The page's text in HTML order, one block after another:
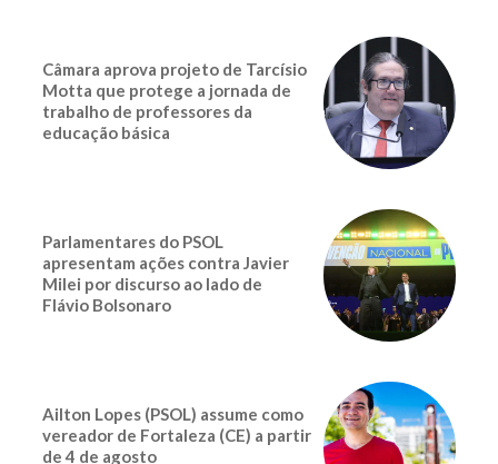
Câmara aprova projeto de Tarcísio
Motta que protege a jornada de
trabalho de professores da
educação básica
Parlamentares do PSOL
apresentam ações contra Javier
Milei por discurso ao lado de
Flávio Bolsonaro
Ailton Lopes (PSOL) assume como
vereador de Fortaleza (CE) a partir
de 4 de agosto